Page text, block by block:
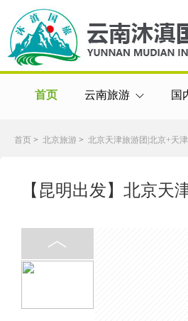
首页 云南旅游 国
首页 > 北京旅游 > 北京天津旅游团|北京+天
【昆明出发】北京天